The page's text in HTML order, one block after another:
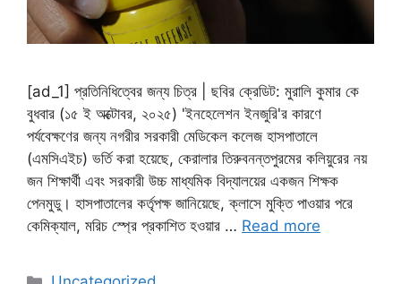
[ad_1] প্রতিনিধিত্বের জন্য চিত্র | ছবির ক্রেডিট: মুরালি কুমার কে
বুধবার (১৫ ই অক্টোবর, ২০২৫) 'ইনহেলেশন ইনজুরি'র কারণে
পর্যবেক্ষণের জন্য নগরীর সরকারী মেডিকেল কলেজ হাসপাতালে
(এমসিএইচ) ভর্তি করা হয়েছে, কেরালার তিরুবনন্তপুরমের কলিয়ুরের নয়
জন শিক্ষার্থী এবং সরকারী উচ্চ মাধ্যমিক বিদ্যালয়ের একজন শিক্ষক
পেনমুডু। হাসপাতালের কর্তৃপক্ষ জানিয়েছে, ক্লাসে মুক্তি পাওয়ার পরে
কেমিক্যাল, মরিচ স্প্রে প্রকাশিত হওয়ার … Read more
Categories